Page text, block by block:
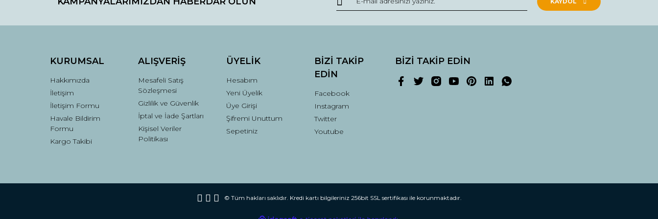
Yorum Yaz
Bu ürüne benzer farklı alternatifler olmalı.
Gönder
KURUMSAL
Hakkımızda
İletişim
İletişim Formu
Havale Bildirim
Formu
Kargo Takibi
ALIŞVERİŞ
Mesafeli Satış
Sözleşmesi
Gizlilik ve Güvenlik
İptal ve İade Şartları
Kişisel Veriler
Politikası
ÜYELİK
Hesabım
Yeni Üyelik
Üye Girişi
Şifremi Unuttum
Sepetiniz
BİZİ TAKİP
EDİN
Facebook
Instagram
Twitter
Youtube
BİZİ TAKİP EDİN
© Tüm hakları saklıdır. Kredi kartı bilgileriniz 256bit SSL sertifikası ile korunmaktadır.